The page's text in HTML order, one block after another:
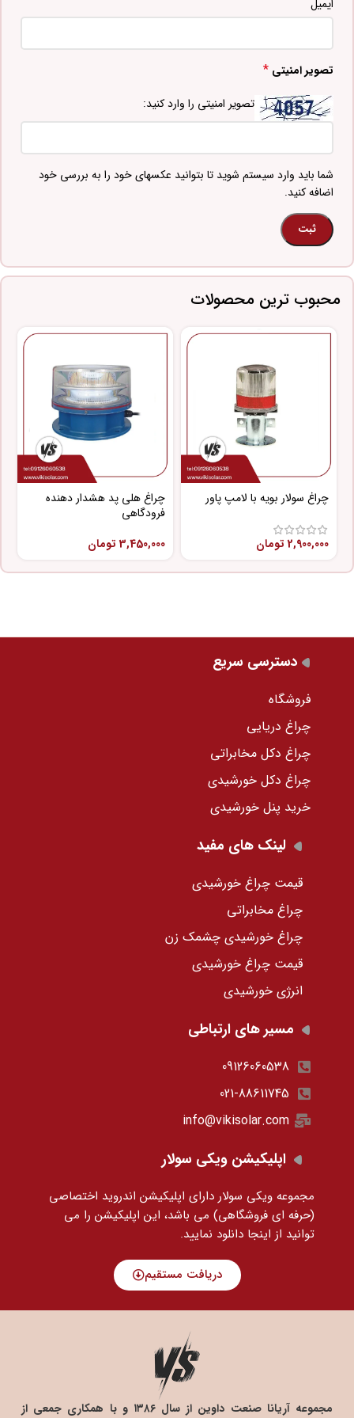
ایمیل
تصویر امنیتی *
تصویر امنیتی را وارد کنید:
شما باید وارد سیستم شوید تا بتوانید عکسهای خود را به بررسی خود
اضافه کنید.
محبوب ترین محصولات
چراغ سولار بویه با لامپ پاور
2,900,000 تومان
چراغ هلی پد هشدار دهنده
فرودگاهی
3,450,000 تومان
دسترسی سریع
فروشگاه
چراغ دریایی
چراغ دکل مخابراتی
چراغ دکل خورشیدی
خرید پنل خورشیدی
لینک های مفید
قیمت چراغ خورشیدی
چراغ مخابراتی
چراغ خورشیدی چشمک زن
قیمت چراغ خورشیدی
انرژی خورشیدی
مسیر های ارتباطی
09126060538
021-88611745
info@vikisolar.com
اپلیکیشن ویکی سولار
مجموعه ویکی سولار دارای اپلیکیشن اندروید اختصاصی
(حرفه ای فروشگاهی) می باشد، این اپلیکیشن را می
توانید از اینجا دانلود نمایید.
دریافت مستقیم
مجموعه آریانا صنعت داوین از سال ۱۳۸۶ و با همکاری جمعی از